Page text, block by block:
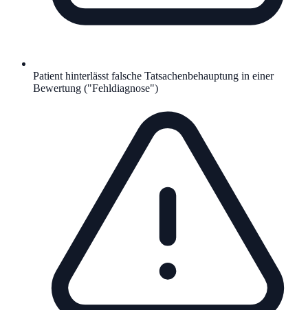
Patient hinterlässt falsche Tatsachenbehauptung in einer
Bewertung ("Fehldiagnose")